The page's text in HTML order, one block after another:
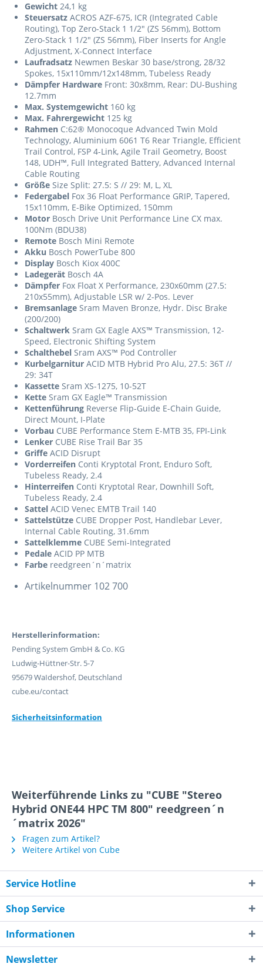
Gewicht 24,1 kg
Steuersatz ACROS AZF-675, ICR (Integrated Cable
Routing), Top Zero-Stack 1 1/2" (ZS 56mm), Bottom
Zero-Stack 1 1/2" (ZS 56mm), Fiber Inserts for Angle
Adjustment, X-Connect Interface
Laufradsatz Newmen Beskar 30 base/strong, 28/32
Spokes, 15x110mm/12x148mm, Tubeless Ready
Dämpfer Hardware Front: 30x8mm, Rear: DU-Bushing
12.7mm
Max. Systemgewicht 160 kg
Max. Fahrergewicht 125 kg
Rahmen C:62® Monocoque Advanced Twin Mold
Technology, Aluminium 6061 T6 Rear Triangle, Efficient
Trail Control, FSP 4-Link, Agile Trail Geometry, Boost
148, UDH™, Full Integrated Battery, Advanced Internal
Cable Routing
Größe Size Split: 27.5: S // 29: M, L, XL
Federgabel Fox 36 Float Performance GRIP, Tapered,
15x110mm, E-Bike Optimized, 150mm
Motor Bosch Drive Unit Performance Line CX max.
100Nm (BDU38)
Remote Bosch Mini Remote
Akku Bosch PowerTube 800
Display Bosch Kiox 400C
Ladegerät Bosch 4A
Dämpfer Fox Float X Performance, 230x60mm (27.5:
210x55mm), Adjustable LSR w/ 2-Pos. Lever
Bremsanlage Sram Maven Bronze, Hydr. Disc Brake
(200/200)
Schaltwerk Sram GX Eagle AXS™ Transmission, 12-
Speed, Electronic Shifting System
Schalthebel Sram AXS™ Pod Controller
Kurbelgarnitur ACID MTB Hybrid Pro Alu, 27.5: 36T //
29: 34T
Kassette Sram XS-1275, 10-52T
Kette Sram GX Eagle™ Transmission
Kettenführung Reverse Flip-Guide E-Chain Guide,
Direct Mount, I-Plate
Vorbau CUBE Performance Stem E-MTB 35, FPI-Link
Lenker CUBE Rise Trail Bar 35
Griffe ACID Disrupt
Vorderreifen Conti Kryptotal Front, Enduro Soft,
Tubeless Ready, 2.4
Hinterreifen Conti Kryptotal Rear, Downhill Soft,
Tubeless Ready, 2.4
Sattel ACID Venec EMTB Trail 140
Sattelstütze CUBE Dropper Post, Handlebar Lever,
Internal Cable Routing, 31.6mm
Sattelklemme CUBE Semi-Integrated
Pedale ACID PP MTB
Farbe reedgreen´n´matrix
Artikelnummer 102 700
Herstellerinformation:
Pending System GmbH & Co. KG
Ludwig-Hüttner-Str. 5-7
95679 WaIdershof, Deutschland
cube.eu/contact
Sicherheitsinformation
Weiterführende Links zu "CUBE "Stereo
Hybrid ONE44 HPC TM 800" reedgreen´n
´matrix 2026"
Fragen zum Artikel?
Weitere Artikel von Cube
Service Hotline
Shop Service
Informationen
Newsletter